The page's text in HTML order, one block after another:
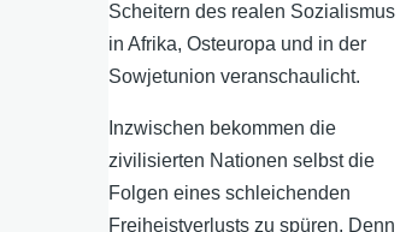
Scheitern des realen Sozialismus
in Afrika, Osteuropa und in der
Sowjetunion veranschaulicht.
Inzwischen bekommen die
zivilisierten Nationen selbst die
Folgen eines schleichenden
Freiheistverlusts zu spüren. Denn